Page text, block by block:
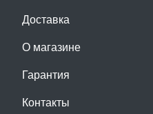
Доставка
О магазине
Гарантия
Контакты